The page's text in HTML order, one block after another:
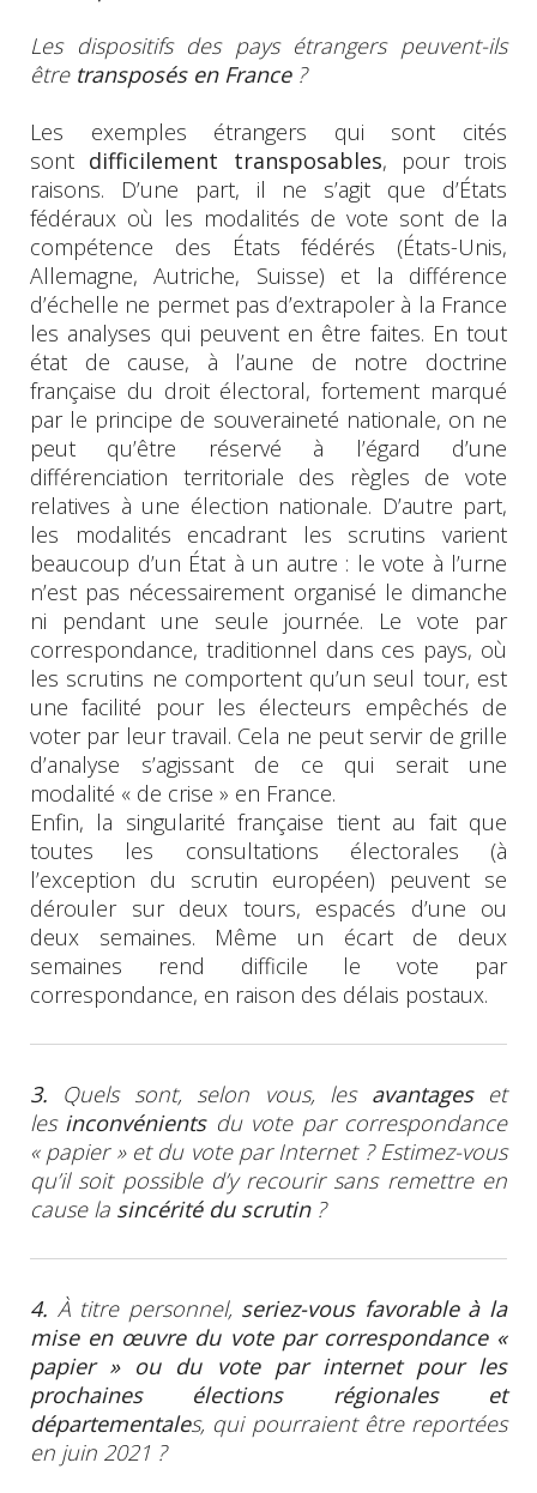
Les dispositifs des pays étrangers peuvent-ils
être transposés en France ?
Les exemples étrangers qui sont cités
sont difficilement transposables, pour trois
raisons. D’une part, il ne s’agit que d’États
fédéraux où les modalités de vote sont de la
compétence des États fédérés (États-Unis,
Allemagne, Autriche, Suisse) et la différence
d’échelle ne permet pas d’extrapoler à la France
les analyses qui peuvent en être faites. En tout
état de cause, à l’aune de notre doctrine
française du droit électoral, fortement marqué
par le principe de souveraineté nationale, on ne
peut qu’être réservé à l’égard d’une
différenciation territoriale des règles de vote
relatives à une élection nationale. D’autre part,
les modalités encadrant les scrutins varient
beaucoup d’un État à un autre : le vote à l’urne
n’est pas nécessairement organisé le dimanche
ni pendant une seule journée. Le vote par
correspondance, traditionnel dans ces pays, où
les scrutins ne comportent qu’un seul tour, est
une facilité pour les électeurs empêchés de
voter par leur travail. Cela ne peut servir de grille
d’analyse s’agissant de ce qui serait une
modalité « de crise » en France.
Enfin, la singularité française tient au fait que
toutes les consultations électorales (à
l’exception du scrutin européen) peuvent se
dérouler sur deux tours, espacés d’une ou
deux semaines. Même un écart de deux
semaines rend difficile le vote par
correspondance, en raison des délais postaux.
3. Quels sont, selon vous, les avantages et
les inconvénients du vote par correspondance
« papier » et du vote par Internet ? Estimez-vous
qu’il soit possible d’y recourir sans remettre en
cause la sincérité du scrutin ?
4. À titre personnel, seriez-vous favorable à la
mise en œuvre du vote par correspondance «
papier » ou du vote par internet pour les
prochaines élections régionales et
départementales, qui pourraient être reportées
en juin 2021 ?